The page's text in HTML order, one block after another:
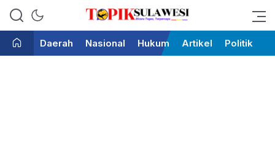
Topik Sulawesi
Bicara Tegas Terpercaya
Daerah
Nasional Hukum Artikel Politik